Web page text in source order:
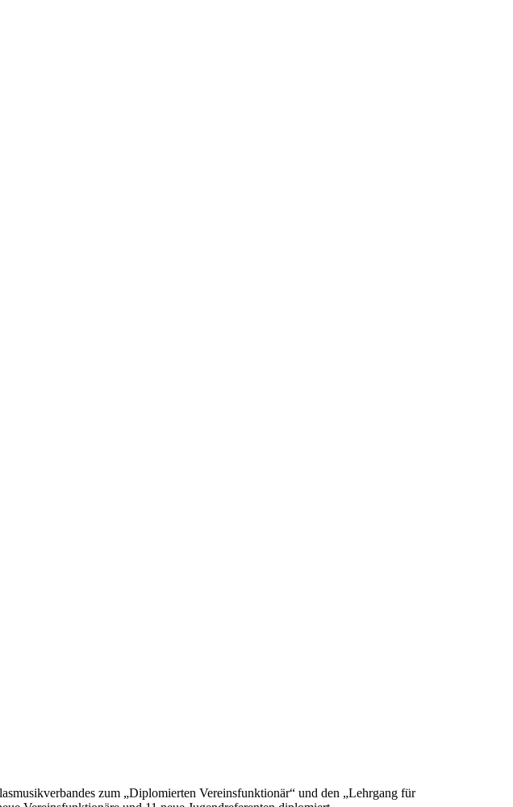
zum „Diplomierten Vereinsfunktionär“ und den „Lehrgang für